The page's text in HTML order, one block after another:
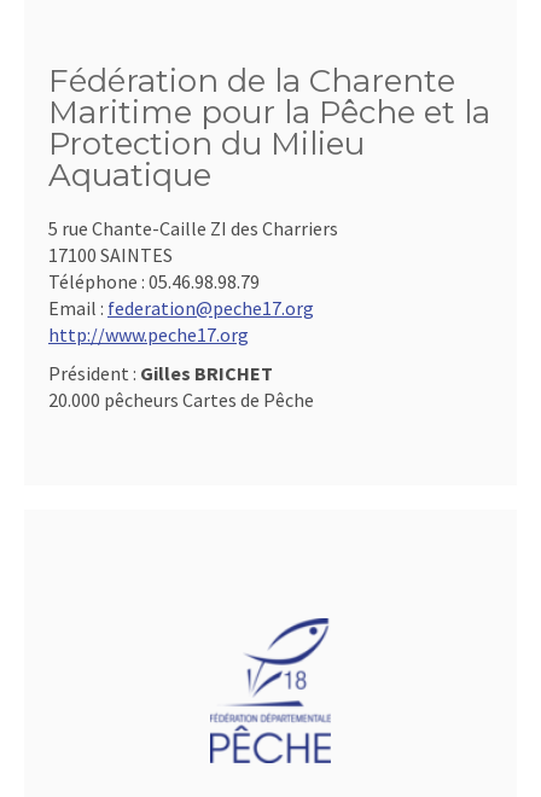
Fédération de la Charente
Maritime pour la Pêche et la
Protection du Milieu
Aquatique
5 rue Chante-Caille ZI des Charriers
17100 SAINTES
Téléphone : 05.46.98.98.79
Email : federation@peche17.org
http://www.peche17.org
Président : Gilles BRICHET
20.000 pêcheurs Cartes de Pêche